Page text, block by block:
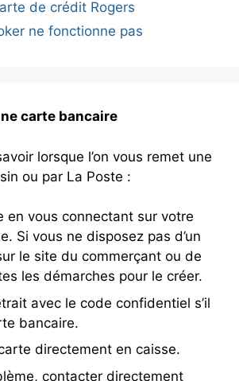
de crédit Rogers
ne fonctionne pas
carte bancaire
lorsque l’on vous remet une
ou par La Poste :
en vous connectant sur votre
Si vous ne disposez pas d’un
le site du commerçant ou de
les démarches pour le créer.
avec le code confidentiel s’il
bancaire.
directement en caisse.
contacter directement